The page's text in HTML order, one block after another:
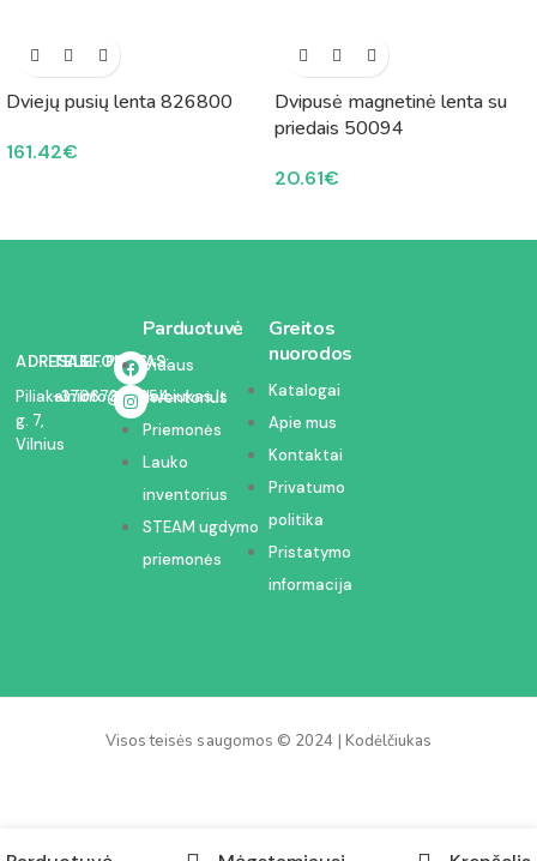
Dviejų pusių lenta 826800
161.42€
Dvipusė magnetinė lenta su
priedais 50094
20.61€
ADRESAS:
Piliakalnio
g. 7,
Vilnius
TELEFONAS:
+37067350054
EL. PAŠTAS:
info@kodelciukas.lt
Parduotuvė
Vidaus
inventorius
Priemonės
Lauko
inventorius
STEAM ugdymo
priemonės
Greitos
nuorodos
Katalogai
Apie mus
Kontaktai
Privatumo
politika
Pristatymo
informacija
Visos teisės saugomos © 2024 | Kodėlčiukas